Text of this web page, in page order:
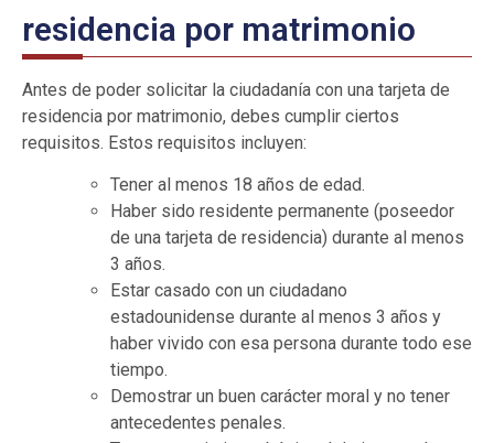
residencia por matrimonio
Antes de poder solicitar la ciudadanía con una tarjeta de
residencia por matrimonio, debes cumplir ciertos
requisitos. Estos requisitos incluyen:
Tener al menos 18 años de edad.
Haber sido residente permanente (poseedor
de una tarjeta de residencia) durante al menos
3 años.
Estar casado con un ciudadano
estadounidense durante al menos 3 años y
haber vivido con esa persona durante todo ese
tiempo.
Demostrar un buen carácter moral y no tener
antecedentes penales.